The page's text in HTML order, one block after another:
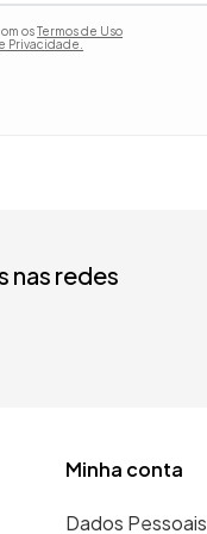
osTermos de Uso
Privacidade.
nas redes
Minha conta
Dados Pessoais